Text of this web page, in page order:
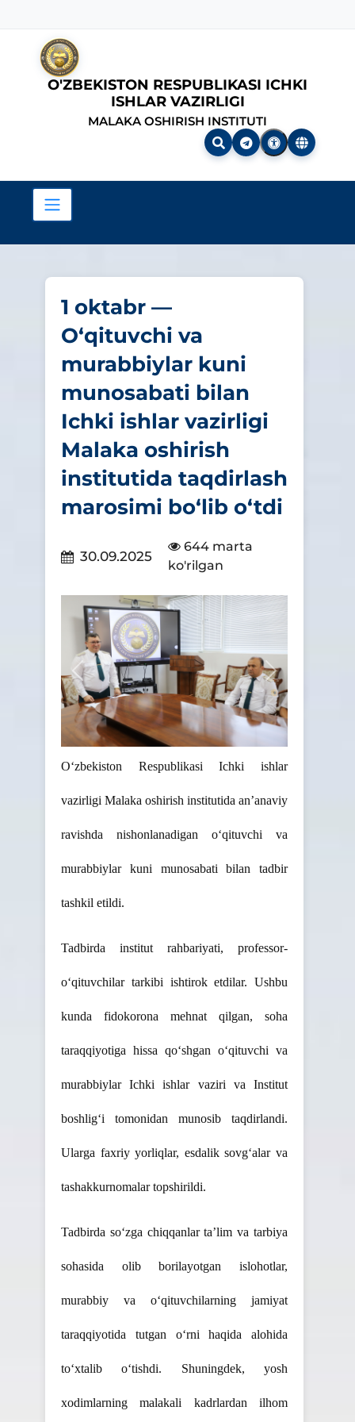
O'ZBEKISTON RESPUBLIKASI ICHKI
ISHLAR VAZIRLIGI
MALAKA OSHIRISH INSTITUTI
1 oktabr —
O‘qituvchi va
murabbiylar kuni
munosabati bilan
Ichki ishlar vazirligi
Malaka oshirish
institutida taqdirlash
marosimi bo‘lib o‘tdi
30.09.2025
644 marta
ko'rilgan
Предыдущий Следующий
O‘zbekiston Respublikasi Ichki ishlar
vazirligi Malaka oshirish institutida an’anaviy
ravishda nishonlanadigan o‘qituvchi va
murabbiylar kuni munosabati bilan tadbir
tashkil etildi.
Tadbirda institut rahbariyati, professor-
o‘qituvchilar tarkibi ishtirok etdilar. Ushbu
kunda fidokorona mehnat qilgan, soha
taraqqiyotiga hissa qo‘shgan o‘qituvchi va
murabbiylarIchki ishlar vaziri va Institut
boshlig‘i tomonidan munosib taqdirlandi.
Ularga faxriy yorliqlar, esdalik sovg‘alar va
tashakkurnomalar topshirildi.
Tadbirda so‘zga chiqqanlar ta’lim va tarbiya
sohasida olib borilayotgan islohotlar,
murabbiy va o‘qituvchilarning jamiyat
taraqqiyotida tutgan o‘rni haqida alohida
to‘xtalib o‘tishdi. Shuningdek, yosh
xodimlarning malakali kadrlardan ilhom